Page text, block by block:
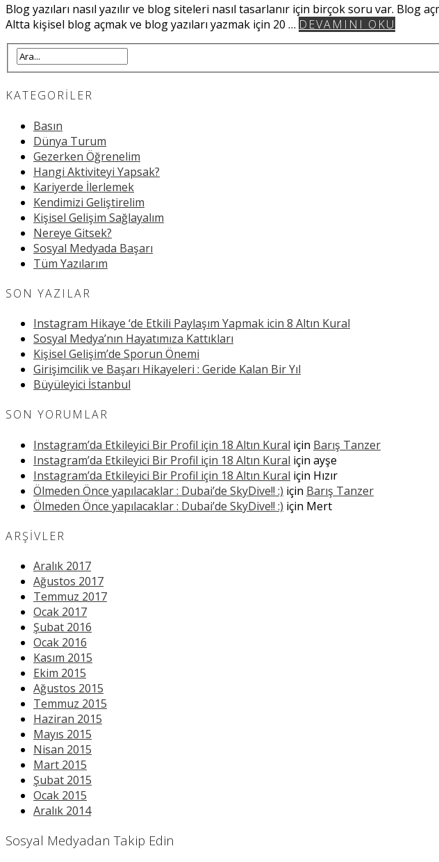
Blog yazıları nasıl yazılır ve blog siteleri nasıl tasarlanır için birçok soru var. Blog
Altta kişisel blog açmak ve blog yazıları yazmak için 20 … DEVAMINI OKU
KATEGORILER
Basın
Dünya Turum
Gezerken Öğrenelim
Hangi Aktiviteyi Yapsak?
Kariyerde İlerlemek
Kendimizi Geliştirelim
Kişisel Gelişim Sağlayalım
Nereye Gitsek?
Sosyal Medyada Başarı
Tüm Yazılarım
SON YAZILAR
Instagram Hikaye ‘de Etkili Paylaşım Yapmak icin 8 Altın Kural
Sosyal Medya’nın Hayatımıza Kattıkları
Kişisel Gelişim’de Sporun Önemi
Girişimcilik ve Başarı Hikayeleri : Geride Kalan Bir Yıl
Büyüleyici İstanbul
SON YORUMLAR
Instagram’da Etkileyici Bir Profil için 18 Altın Kural için Barış Tanzer
Instagram’da Etkileyici Bir Profil için 18 Altın Kural için ayşe
Instagram’da Etkileyici Bir Profil için 18 Altın Kural için Hızır
Ölmeden Önce yapılacaklar : Dubai’de SkyDive!! :) için Barış Tanzer
Ölmeden Önce yapılacaklar : Dubai’de SkyDive!! :) için Mert
ARŞIVLER
Aralık 2017
Ağustos 2017
Temmuz 2017
Ocak 2017
Şubat 2016
Ocak 2016
Kasım 2015
Ekim 2015
Ağustos 2015
Temmuz 2015
Haziran 2015
Mayıs 2015
Nisan 2015
Mart 2015
Şubat 2015
Ocak 2015
Aralık 2014
Sosyal Medyadan Takip Edin